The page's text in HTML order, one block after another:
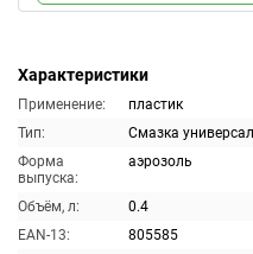
Характеристики
Применение:
пластик
Тип:
Смазка
Форма
выпуска:
аэрозоль
Объём, л:
0.4
EAN-13:
805585